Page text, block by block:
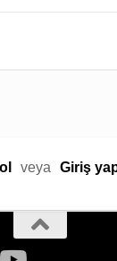
veya Giriş